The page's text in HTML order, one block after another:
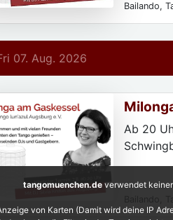
Bailando,
07. Aug. 2026
Ab 20
tangomuenchen.de verwendet
von Karten (Damit wird deine IP